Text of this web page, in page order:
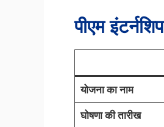
पीएम
योजना का नाम
घोषणा की तारीख